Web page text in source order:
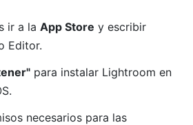
ir a la App Store y escribir
Editor.
para instalar Lightroom en
necesarios para las